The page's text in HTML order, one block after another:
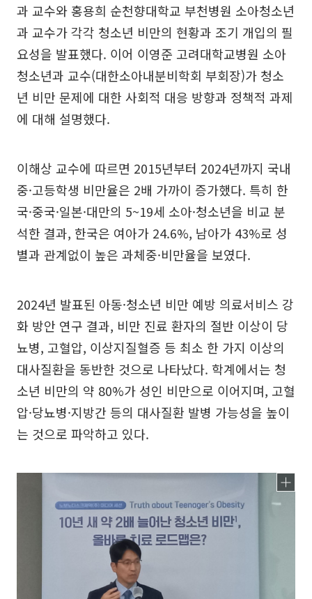
과 교수와 홍용희 순천향대학교 부천병원 소아청소년
과 교수가 각각 청소년 비만의 현황과 조기 개입의 필
요성을 발표했다. 이어 이영준 고려대학교병원 소아
청소년과 교수(대한소아내분비학회 부회장)가 청소
년 비만 문제에 대한 사회적 대응 방향과 정책적 과제
에 대해 설명했다.
이해상 교수에 따르면 2015년부터 2024년까지 국내
중·고등학생 비만율은 2배 가까이 증가했다. 특히 한
국·중국·일본·대만의 5~19세 소아·청소년을 비교 분
석한 결과, 한국은 여아가 24.6%, 남아가 43%로 성
별과 관계없이 높은 과체중·비만율을 보였다.
2024년 발표된 아동·청소년 비만 예방 의료서비스 강
화 방안 연구 결과, 비만 진료 환자의 절반 이상이 당
뇨병, 고혈압, 이상지질혈증 등 최소 한 가지 이상의
대사질환을 동반한 것으로 나타났다. 학계에서는 청
소년 비만의 약 80%가 성인 비만으로 이어지며, 고혈
압·당뇨병·지방간 등의 대사질환 발병 가능성을 높이
는 것으로 파악하고 있다.